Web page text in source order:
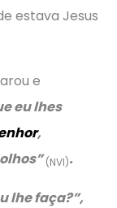
estava Jesus
e
eu lhes
,
(NVI).
lhe faça?”,